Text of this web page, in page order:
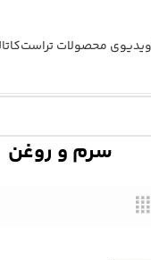
ویدیوی محصولات تراست
سرم و روغن